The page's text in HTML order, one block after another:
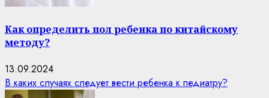
Как определить пол ребенка по китайскому
методу?
13.09.2024
В каких случаях следует вести ребенка к педиатру?